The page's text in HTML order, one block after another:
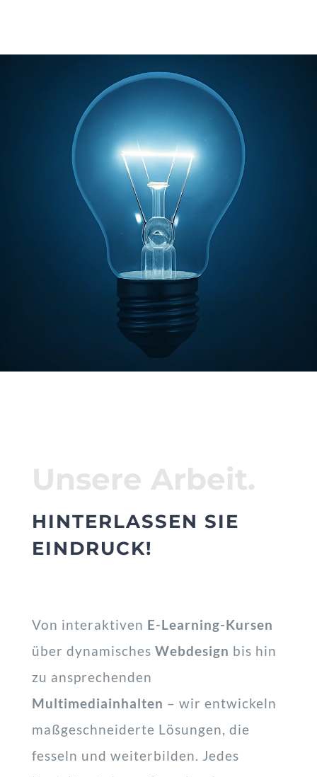
Unsere Arbeit.
HINTERLASSEN SIE
EINDRUCK!
Von interaktiven E-Learning-Kursen
über dynamisches Webdesign bis hin
zu ansprechenden
Multimediainhalten – wir entwickeln
maßgeschneiderte Lösungen, die
fesseln und weiterbilden. Jedes